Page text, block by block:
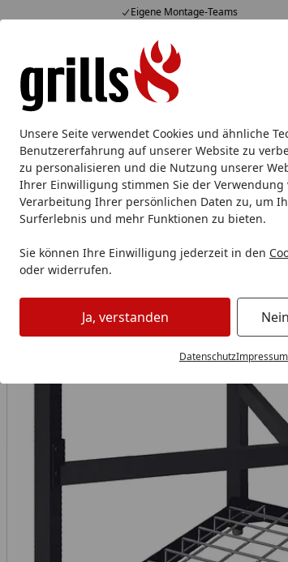
Unsere Seite verwendet Cookies und ähnliche
Benutzererfahrung auf unserer Website zu
zu personalisieren und die Nutzung unserer
Ihrer Einwilligung stimmen Sie der Verwendung
Verarbeitung Ihrer persönlichen Daten zu, um
Surferlebnis und mehr Funktionen zu bieten.
Sie können Ihre Einwilligung jederzeit in den
oder widerrufen.
Ja, verstanden
DatenschutzImpressum
Eigene Montage-Teams
Mo-Fr. 8-16 Uhr 15.823 Bewertungen
Alle Produkte
Alle ProdukteMarken
Outdoor Küche Outdoor Küche
Startseite
Outdoor Küche Küchenmodule Big Green